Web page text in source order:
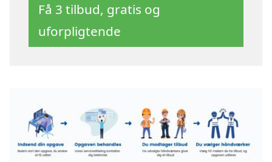
Få 3 tilbud, gratis og
uforpligtende